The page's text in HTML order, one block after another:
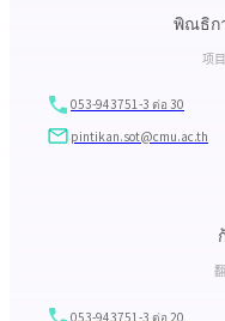
พิณธิก
项
053-943751-3 ต่อ 30
pintikan.sot@cmu.ac.th
053-943751-3 ต่อ 20